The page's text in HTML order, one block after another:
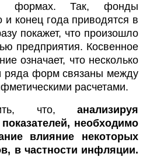
формах. Так, фонды
и конец года приводятся в
покажет, что произошло
предприятия. Косвенное
означает, что несколько
ряда форм связаны между
расчетами.
что, анализируя
необходимо
влияние некоторых
в частности инфляции.